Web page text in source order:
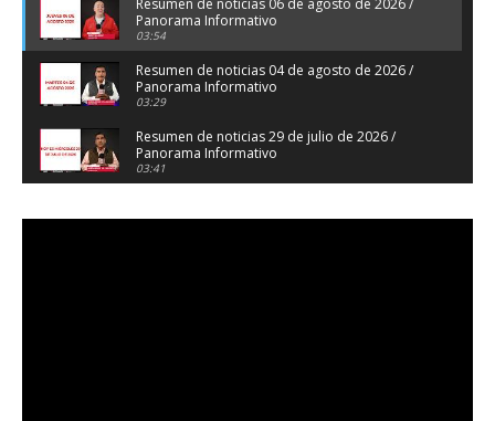
Panorama Informativo
03:54
Resumen de noticias 04 de agosto de 2026 /
Panorama Informativo
03:29
Resumen de noticias 29 de julio de 2026 /
Panorama Informativo
03:41
Panorama Informativo